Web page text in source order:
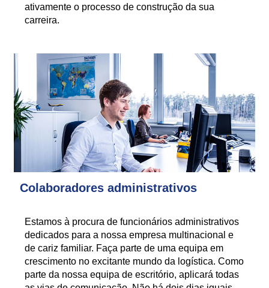
ativamente o processo de construção da sua
carreira.
Colaboradores administrativos
Estamos à procura de funcionários administrativos
dedicados para a nossa empresa multinacional e
de cariz familiar. Faça parte de uma equipa em
crescimento no excitante mundo da logística. Como
parte da nossa equipa de escritório, aplicará todas